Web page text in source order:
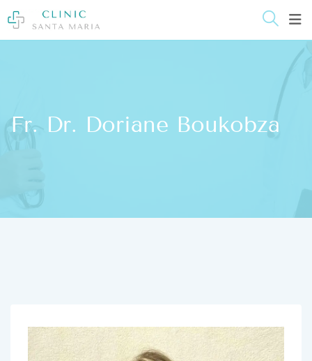
springen
Fr. Dr. Doriane Boukobza